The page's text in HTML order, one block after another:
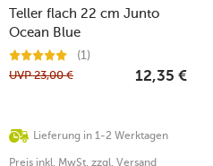
Teller flach 22 cm Junto
Ocean Blue
(1)
Lieferung in 1-2 Werktagen
UVP23,00 € 12,35 €
Preis inkl. MwSt. zzgl. Versand